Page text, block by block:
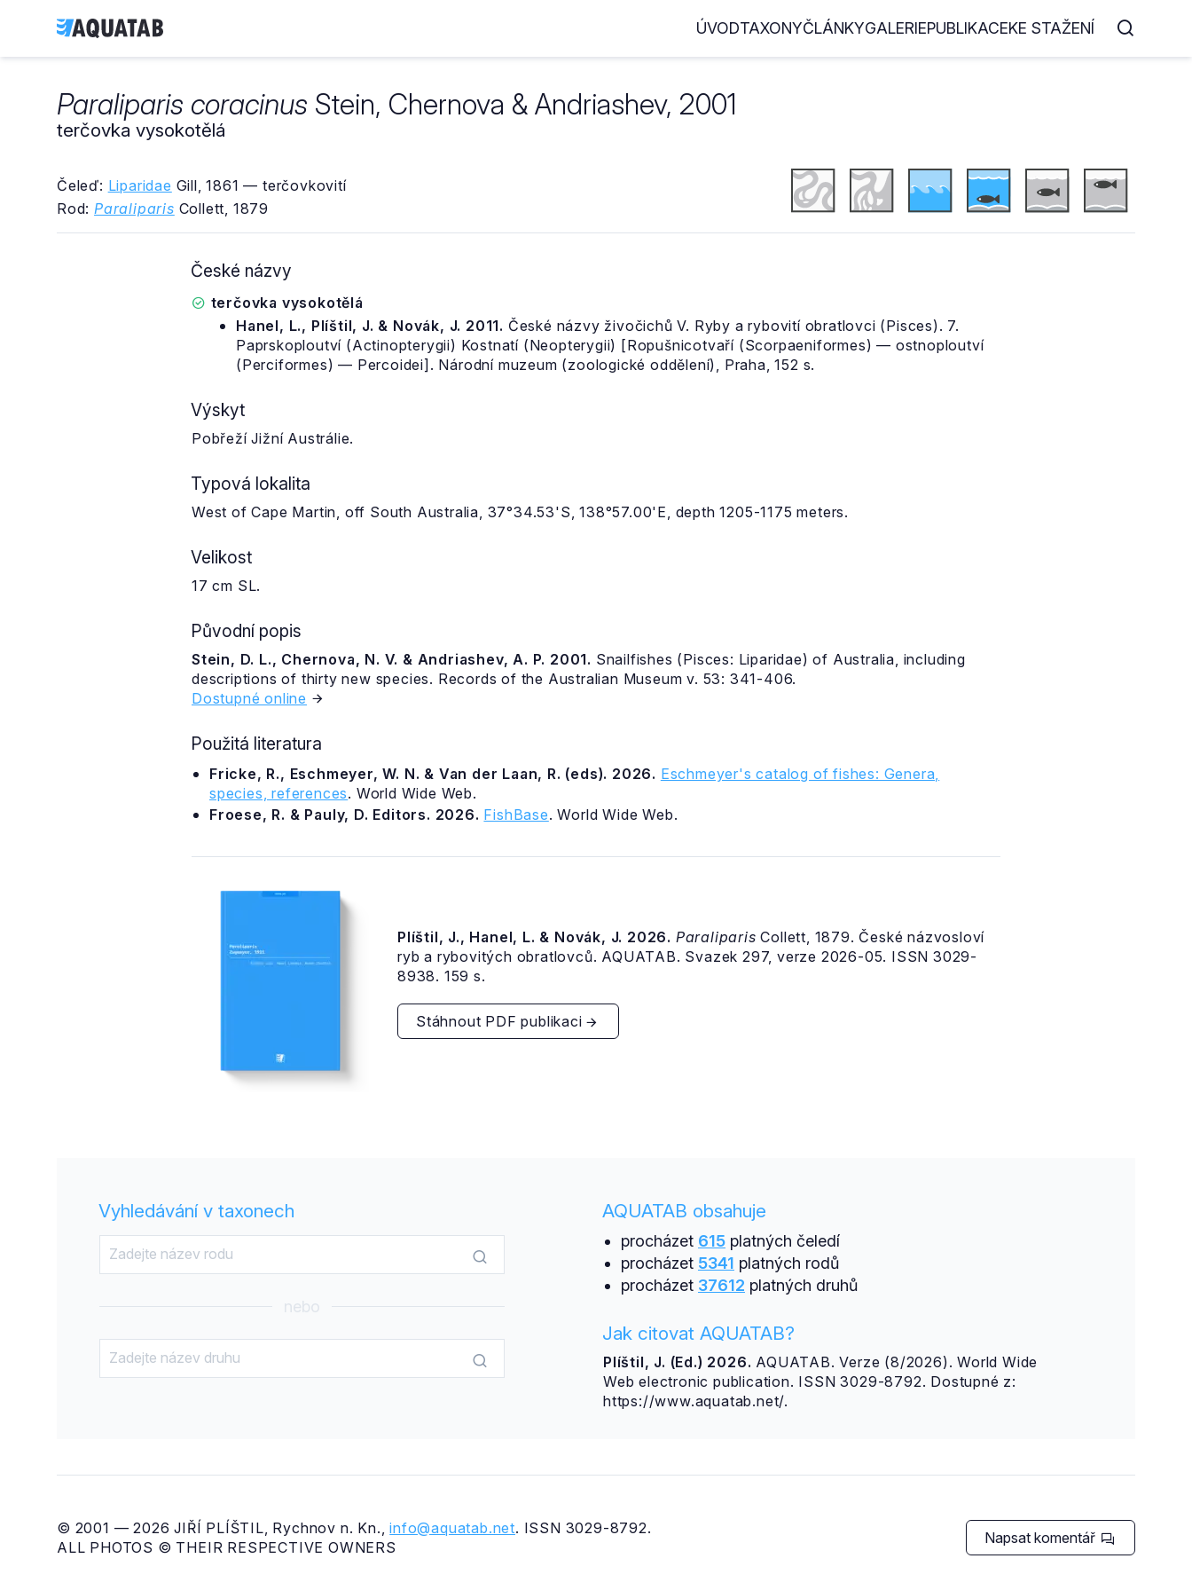
ÚVODTAXONYČLÁNKYGALERIEPUBLIKACEKE STAŽENÍ
Paraliparis coracinus Stein, Chernova & Andriashev, 2001
terčovka vysokotělá
Čeleď: Liparidae Gill, 1861 — terčovkovití
Rod: Paraliparis Collett, 1879
České názvy
terčovka vysokotělá
Hanel, L., Plíštil, J. & Novák, J. 2011. České názvy živočichů V. Ryby a rybovití obratlovci (Pisces). 7.
Paprskoploutví (Actinopterygii) Kostnatí (Neopterygii) [Ropušnicotvaří (Scorpaeniformes) — ostnoploutví
(Perciformes) — Percoidei]. Národní muzeum (zoologické oddělení), Praha, 152 s.
Výskyt
Pobřeží Jižní Austrálie.
Typová lokalita
West of Cape Martin, off South Australia, 37°34.53'S, 138°57.00'E, depth 1205-1175 meters.
Velikost
17 cm SL.
Původní popis
Stein, D. L., Chernova, N. V. & Andriashev, A. P. 2001. Snailfishes (Pisces: Liparidae) of Australia, including
descriptions of thirty new species. Records of the Australian Museum v. 53: 341-406.
Dostupné online
Použitá literatura
Fricke, R., Eschmeyer, W. N. & Van der Laan, R. (eds). 2026. Eschmeyer's catalog of fishes: Genera,
species, references. World Wide Web.
Froese, R. & Pauly, D. Editors. 2026. FishBase. World Wide Web.
Plíštil, J., Hanel, L. & Novák, J. 2026. Paraliparis Collett, 1879. České názvosloví
ryb a rybovitých obratlovců. AQUATAB. Svazek 297, verze 2026-05. ISSN 3029-
8938. 159 s.
Stáhnout PDF publikaci
Vyhledávání v taxonech
nebo
AQUATAB obsahuje
procházet 615platných čeledí
procházet 5341 platných rodů
procházet 37612 platných druhů
Jak citovat AQUATAB?
Plíštil, J. (Ed.) 2026. AQUATAB. Verze (8/2026). World Wide
Web electronic publication. ISSN 3029-8792. Dostupné z:
https://www.aquatab.net/.
© 2001 — 2026 JIŘÍ PLÍŠTIL, Rychnov n. Kn.,info@aquatab.net. ISSN 3029-8792.
ALL PHOTOS © THEIR RESPECTIVE OWNERS
Napsat komentář